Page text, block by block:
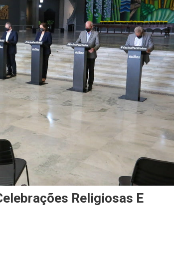
Religiosas E